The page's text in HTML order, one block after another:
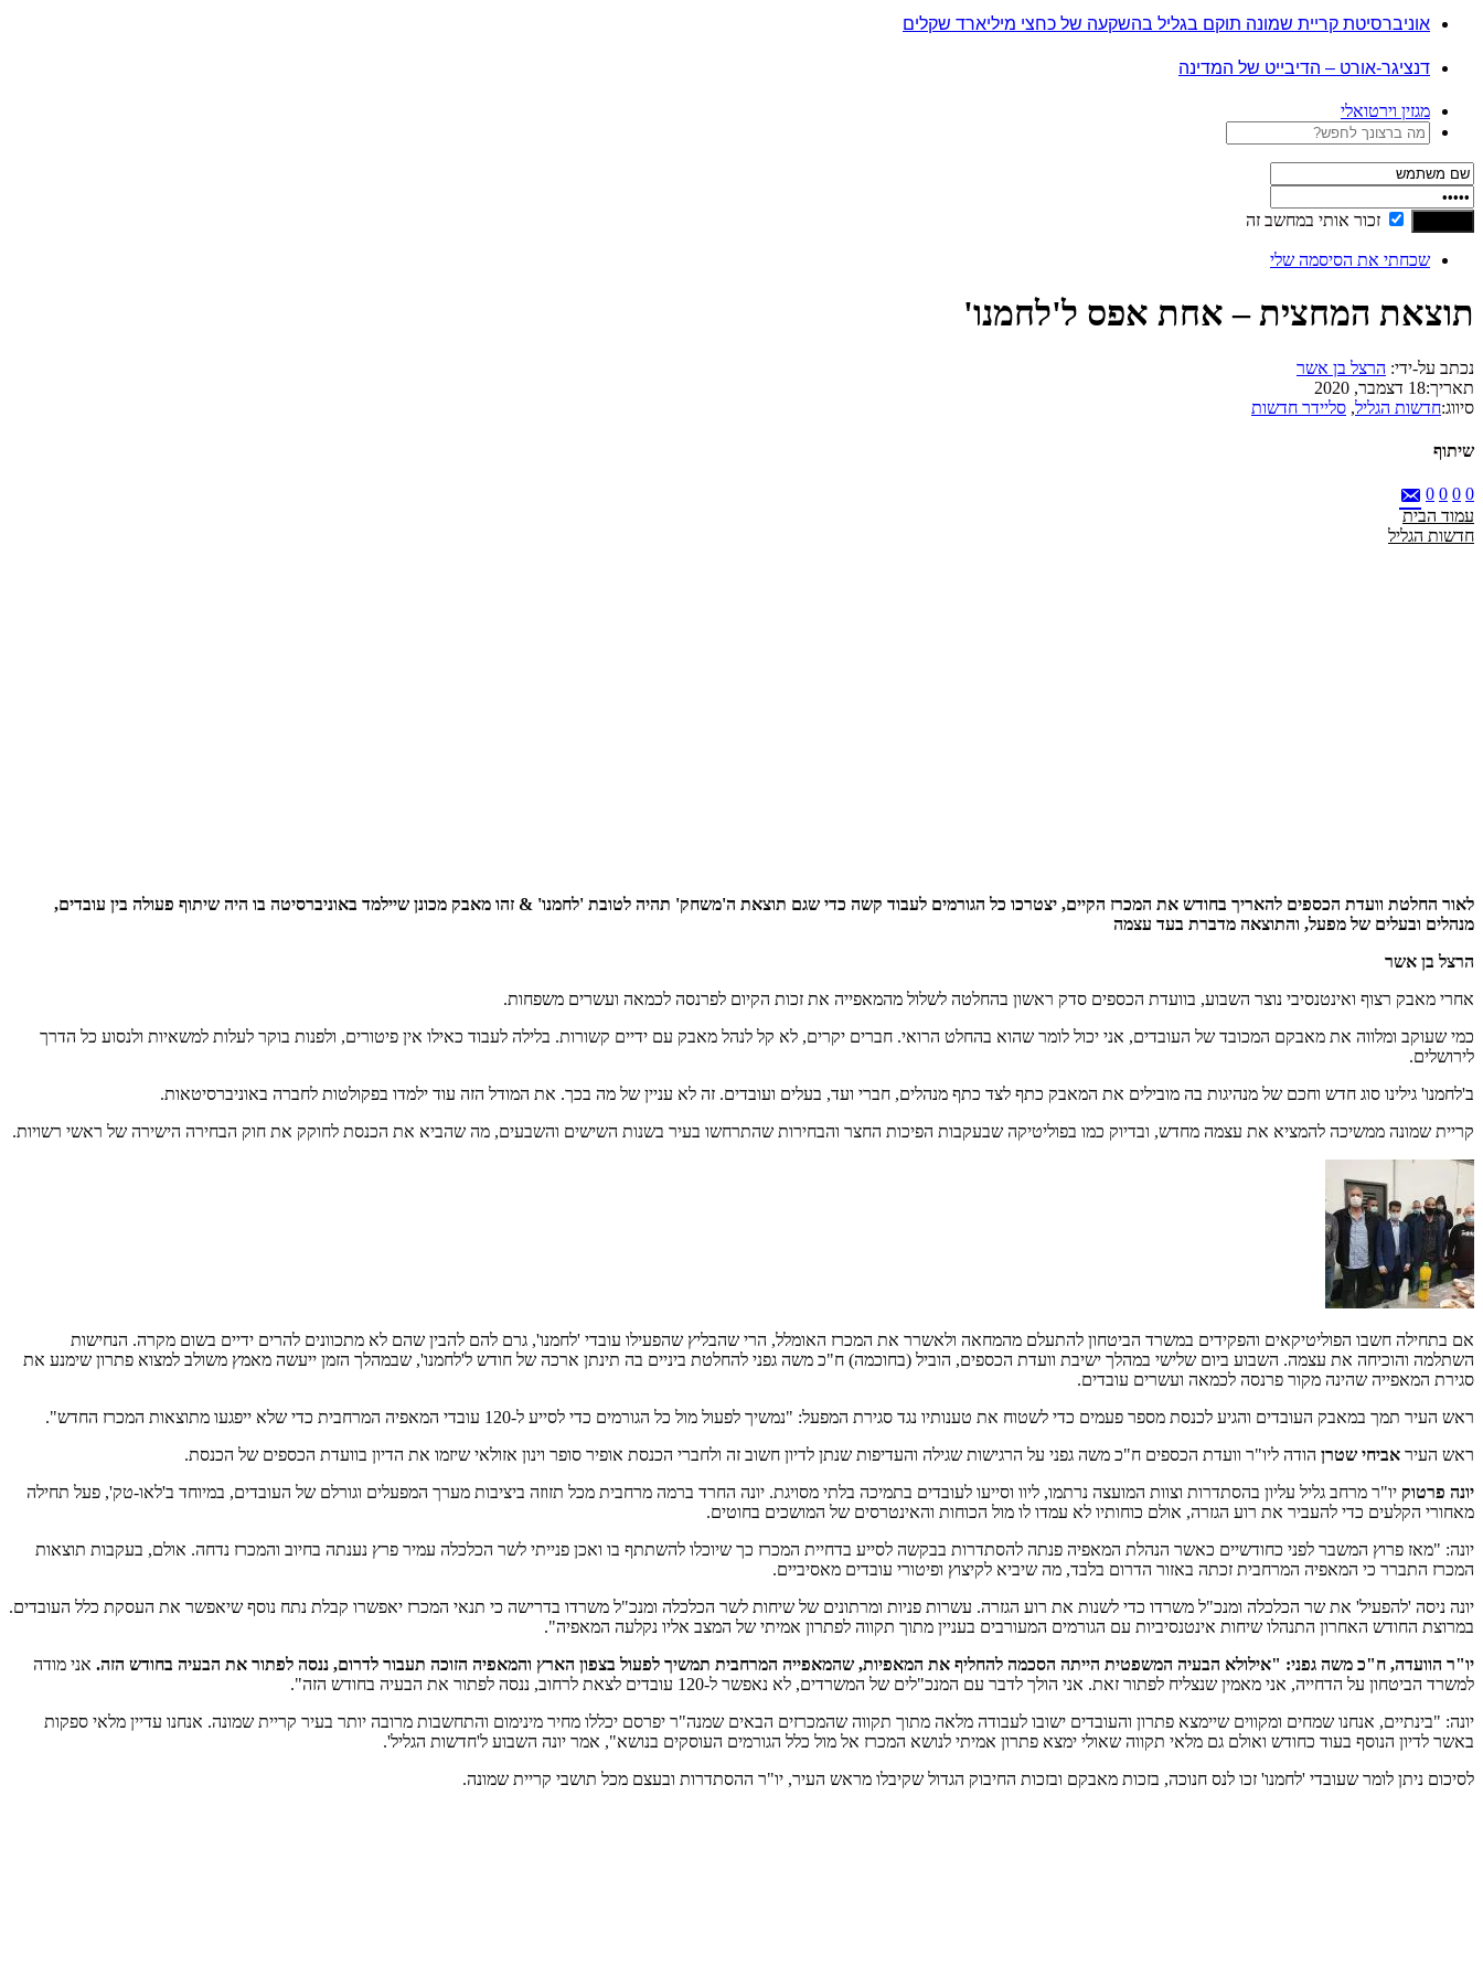
אוניברסיטת קריית שמונה תוקם בגליל בהשקעה של כחצי מיליארד שקלים
דנציגר-אורט – הדיבייט של המדינה
מגזין וירטואלי
זכור אותי במחשב זה
שכחתי את הסיסמה שלי
תוצאת המחצית – אחת אפס ל'לחמנו'
נכתב על-ידי: הרצל בן אשר
תאריך:18 דצמבר, 2020
סיווג:חדשות הגליל, סליידר חדשות
שיתוף
0
0
0
0
עמוד הבית
חדשות הגליל
לאור החלטת וועדת הכספים להאריך בחודש את המכרז הקיים, יצטרכו כל הגורמים לעבוד קשה כדי שגם תוצאת ה'משחק' תהיה לטובת 'לחמנו' & זהו מאבק מכונן שיילמד באוניברסיטה בו היה שיתוף פעולה בין עובדים,
מנהלים ובעלים של מפעל, והתוצאה מדברת בעד עצמה
הרצל בן אשר
אחרי מאבק רצוף ואינטנסיבי נוצר השבוע, בוועדת הכספים סדק ראשון בהחלטה לשלול מהמאפייה את זכות הקיום לפרנסה לכמאה ועשרים משפחות.
כמי שעוקב ומלווה את מאבקם המכובד של העובדים, אני יכול לומר שהוא בהחלט הרואי. חברים יקרים, לא קל לנהל מאבק עם ידיים קשורות. בלילה לעבוד כאילו אין פיטורים, ולפנות בוקר לעלות למשאיות ולנסוע כל הדרך
לירושלים.
ב'לחמנו' גילינו סוג חדש וחכם של מנהיגות בה מובילים את המאבק כתף לצד כתף מנהלים, חברי ועד, בעלים ועובדים. זה לא עניין של מה בכך. את המודל הזה עוד ילמדו בפקולטות לחברה באוניברסיטאות.
קריית שמונה ממשיכה להמציא את עצמה מחדש, ובדיוק כמו בפוליטיקה שבעקבות הפיכות החצר והבחירות שהתרחשו בעיר בשנות השישים והשבעים, מה שהביא את הכנסת לחוקק את חוק הבחירה הישירה של ראשי רשויות.
אם בתחילה חשבו הפוליטיקאים והפקידים במשרד הביטחון להתעלם מהמחאה ולאשרר את המכרז האומלל, הרי שהבליץ שהפעילו עובדי 'לחמנו', גרם להם להבין שהם לא מתכוונים להרים ידיים בשום מקרה. הנחישות
השתלמה והוכיחה את עצמה. השבוע ביום שלישי במהלך ישיבת וועדת הכספים, הוביל (בחוכמה) ח"כ משה גפני להחלטת ביניים בה תינתן ארכה של חודש ל'לחמנו', שבמהלך הזמן ייעשה מאמץ משולב למצוא פתרון שימנע את
סגירת המאפייה שהינה מקור פרנסה לכמאה ועשרים עובדים.
ראש העיר תמך במאבק העובדים והגיע לכנסת מספר פעמים כדי לשטוח את טענותיו נגד סגירת המפעל: "נמשיך לפעול מול כל הגורמים כדי לסייע ל-120 עובדי המאפיה המרחבית כדי שלא ייפגעו מתוצאות המכרז החדש".
ראש העיר אביחי שטרן הודה ליו"ר וועדת הכספים ח"כ משה גפני על הרגישות שגילה והעדיפות שנתן לדיון חשוב זה ולחברי הכנסת אופיר סופר וינון אזולאי שיזמו את הדיון בוועדת הכספים של הכנסת.
יונה פרטוק יו"ר מרחב גליל עליון בהסתדרות וצוות המועצה נרתמו, ליוו וסייעו לעובדים בתמיכה בלתי מסויגת. יונה החרד ברמה מרחבית מכל תזוזה ביציבות מערך המפעלים וגורלם של העובדים, במיוחד ב'לאו-טק', פעל תחילה
מאחורי הקלעים כדי להעביר את רוע הגזרה, אולם כוחותיו לא עמדו לו מול הכוחות והאינטרסים של המושכים בחוטים.
יונה: "מאז פרוץ המשבר לפני כחודשיים כאשר הנהלת המאפיה פנתה להסתדרות בבקשה לסייע בדחיית המכרז כך שיוכלו להשתתף בו ואכן פנייתי לשר הכלכלה עמיר פרץ נענתה בחיוב והמכרז נדחה. אולם, בעקבות תוצאות
המכרז התברר כי המאפיה המרחבית זכתה באזור הדרום בלבד, מה שיביא לקיצוץ ופיטורי עובדים מאסיביים.
יונה ניסה 'להפעיל' את שר הכלכלה ומנכ"ל משרדו כדי לשנות את רוע הגזרה. עשרות פניות ומרתונים של שיחות לשר הכלכלה ומנכ"ל משרדו בדרישה כי תנאי המכרז יאפשרו קבלת נתח נוסף שיאפשר את העסקת כלל העובדים.
במרוצת החודש האחרון התנהלו שיחות אינטנסיביות עם הגורמים המעורבים בעניין מתוך תקווה לפתרון אמיתי של המצב אליו נקלעה המאפיה".
יו"ר הוועדה, ח"כ משה גפני: "אילולא הבעיה המשפטית הייתה הסכמה להחליף את המאפיות, שהמאפייה המרחבית תמשיך לפעול בצפון הארץ והמאפיה הזוכה תעבור לדרום, ננסה לפתור את הבעיה בחודש הזה. אני מודה
למשרד הביטחון על הדחייה, אני מאמין שנצליח לפתור זאת. אני הולך לדבר עם המנכ"לים של המשרדים, לא נאפשר ל-120 עובדים לצאת לרחוב, ננסה לפתור את הבעיה בחודש הזה".
יונה: "בינתיים, אנחנו שמחים ומקווים שיימצא פתרון והעובדים ישובו לעבודה מלאה מתוך תקווה שהמכרזים הבאים שמנה"ר יפרסם יכללו מחיר מינימום והתחשבות מרובה יותר בעיר קריית שמונה. אנחנו עדיין מלאי ספקות
באשר לדיון הנוסף בעוד כחודש ואולם גם מלאי תקווה שאולי ימצא פתרון אמיתי לנושא המכרז אל מול כלל הגורמים העוסקים בנושא", אמר יונה השבוע ל'חדשות הגליל'.
לסיכום ניתן לומר שעובדי 'לחמנו' זכו לנס חנוכה, בזכות מאבקם ובזכות החיבוק הגדול שקיבלו מראש העיר, יו"ר ההסתדרות ובעצם מכל תושבי קריית שמונה.